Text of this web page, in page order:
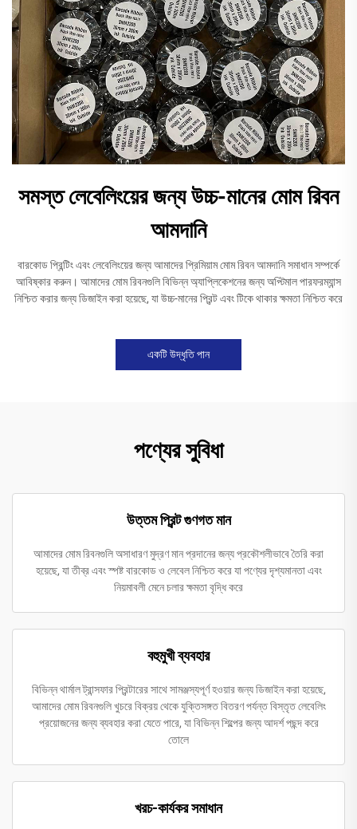
সমস্ত লেবেলিংয়ের জন্য উচ্চ-মানের মোম রিবন
আমদানি
বারকোড প্রিন্টিং এবং লেবেলিংয়ের জন্য আমাদের প্রিমিয়াম মোম রিবন আমদানি সমাধান সম্পর্কে
আবিষ্কার করুন। আমাদের মোম রিবনগুলি বিভিন্ন অ্যাপ্লিকেশনের জন্য অপ্টিমাল পারফরম্যান্স
নিশ্চিত করার জন্য ডিজাইন করা হয়েছে, যা উচ্চ-মানের প্রিন্ট এবং টিকে থাকার ক্ষমতা নিশ্চিত করে
একটি উদ্ধৃতি পান
পণ্যের সুবিধা
উত্তম প্রিন্ট গুণগত মান
আমাদের মোম রিবনগুলি অসাধারণ মুদ্রণ মান প্রদানের জন্য প্রকৌশলীভাবে তৈরি করা
হয়েছে, যা তীব্র এবং স্পষ্ট বারকোড ও লেবেল নিশ্চিত করে যা পণ্যের দৃশ্যমানতা এবং
নিয়মাবলী মেনে চলার ক্ষমতা বৃদ্ধি করে
বহুমুখী ব্যবহার
বিভিন্ন থার্মাল ট্রান্সফার প্রিন্টারের সাথে সামঞ্জস্যপূর্ণ হওয়ার জন্য ডিজাইন করা হয়েছে,
আমাদের মোম রিবনগুলি খুচরে বিক্রয় থেকে যুক্তিসঙ্গত বিতরণ পর্যন্ত বিস্তৃত লেবেলিং
প্রয়োজনের জন্য ব্যবহার করা যেতে পারে, যা বিভিন্ন শিল্পের জন্য আদর্শ পছন্দ করে
তোলে
খরচ-কার্যকর সমাধান